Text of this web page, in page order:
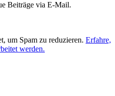
Beiträge via E-Mail.
um Spam zu reduzieren. Erfahre,
werden.